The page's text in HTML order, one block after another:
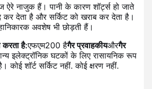
ऐरे नाजुक हैं। पानी के कारण शॉर्ट्स हो जाते
देता है और सर्किट को खराब कर देता है।
अवशेष भी छोड़ती हैं।
है:एफएम200 हैगैर प्रवाहकीयऔरगैर
इलेक्ट्रॉनिक घटकों के लिए रासायनिक रूप
कोई शॉर्ट सर्किट नहीं. कोई क्षरण नहीं.